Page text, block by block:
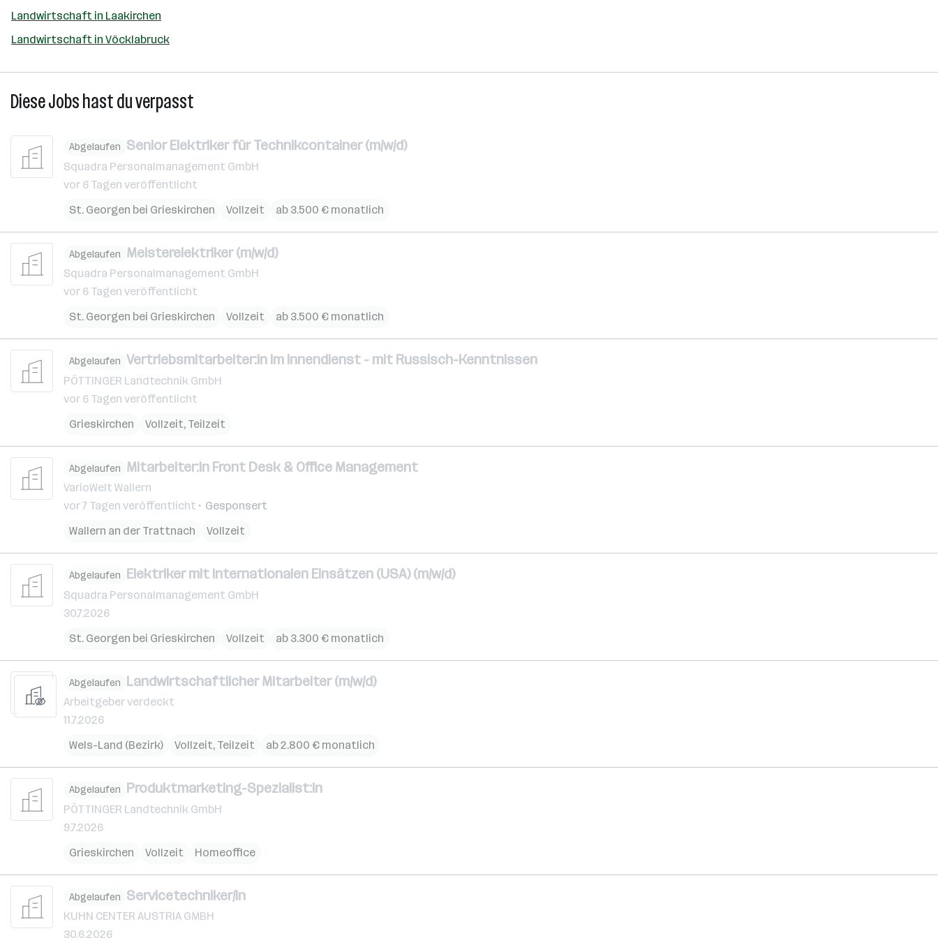
Landwirtschaft in Laakirchen
Landwirtschaft in Vöcklabruck
Diese Jobs hast du verpasst
Abgelaufen Senior Elektriker für Technikcontainer (m/w/d)
Squadra Personalmanagement GmbH
vor 6 Tagen veröffentlicht
St. Georgen bei Grieskirchen
Vollzeit ab 3.500 € monatlich
Abgelaufen Meisterelektriker (m/w/d)
Squadra Personalmanagement GmbH
vor 6 Tagen veröffentlicht
St. Georgen bei Grieskirchen
Vollzeit ab 3.500 € monatlich
Abgelaufen Vertriebsmitarbeiter:in im Innendienst - mit Russisch-Kenntnissen
PÖTTINGER Landtechnik GmbH
vor 6 Tagen veröffentlicht
Grieskirchen
Vollzeit, Teilzeit
Abgelaufen Mitarbeiter:in Front Desk & Office Management
VarioWelt Wallern
vor 7 Tagen veröffentlicht
Gesponsert
Wallern an der Trattnach
Vollzeit
Abgelaufen Elektriker mit internationalen Einsätzen (USA) (m/w/d)
Squadra Personalmanagement GmbH
30.7.2026
St. Georgen bei Grieskirchen
Vollzeit ab 3.300 € monatlich
Abgelaufen Landwirtschaftlicher Mitarbeiter (m/w/d)
Arbeitgeber verdeckt
11.7.2026
Wels-Land (Bezirk)
Vollzeit, Teilzeit ab 2.800 € monatlich
Abgelaufen Produktmarketing-Spezialist:in
PÖTTINGER Landtechnik GmbH
9.7.2026
Grieskirchen
Vollzeit Homeoffice
Abgelaufen Servicetechniker/in
KUHN CENTER AUSTRIA GMBH
30.6.2026